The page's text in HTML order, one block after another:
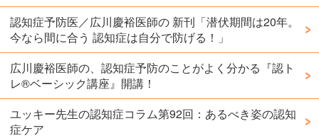
認知症予防医／広川慶裕医師の 新刊「潜伏期間は20年。
今なら間に合う 認知症は自分で防げる！」
広川慶裕医師の、認知症予防のことがよく分かる『認ト
レ®️ベーシック講座』開講！
ユッキー先生の認知症コラム第92回：あるべき姿の認知
症ケア